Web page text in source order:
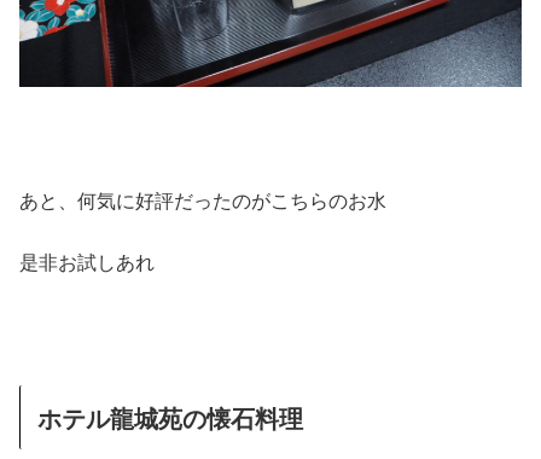
あと、何気に好評だったのがこちらのお水
是非お試しあれ
ホテル龍城苑の懐石料理